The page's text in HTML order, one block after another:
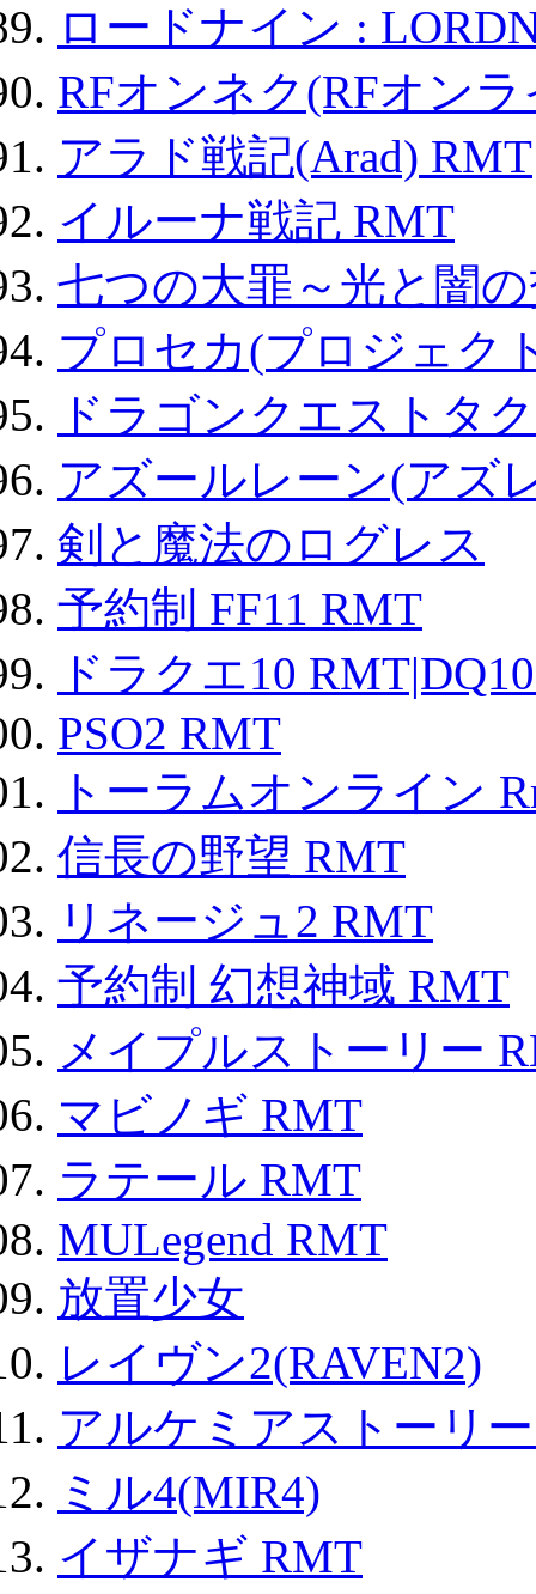
ロードナイン :
RFオンネク(RFオン
アラド戦記(Arad) RMT
イルーナ戦記 RMT
七つの大罪～光と闇
プロセカ(プロジェク
ドラゴンクエストタ
アズールレーン(アズ
剣と魔法のログレス
予約制 FF11 RMT
ドラクエ10
PSO2 RMT
トーラムオンライン
信長の野望 RMT
リネージュ2 RMT
予約制 幻想神域 RMT
メイプルストーリー
マビノギ RMT
ラテール RMT
MULegend RMT
放置少女
レイヴン2(RAVEN2)
アルケミアストーリ
ミル4(MIR4)
イザナギ RMT